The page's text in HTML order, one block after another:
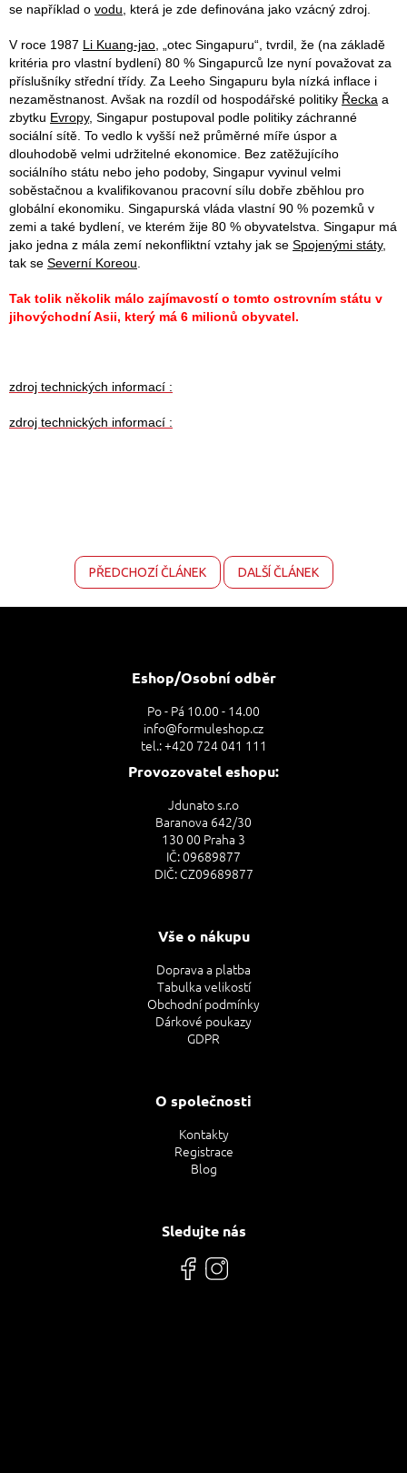
se například o vodu , která je zde definována jako vzácný zdroj.
V roce 1987 Li Kuang-jao , „otec Singapuru“, tvrdil, že (na základě
kritéria pro vlastní bydlení) 80 % Singapurců lze nyní považovat za
příslušníky střední třídy. Za Leeho Singapuru byla nízká inflace i
nezaměstnanost. Avšak na rozdíl od hospodářské politiky Řecka a
zbytku Evropy, Singapur postupoval podle politiky záchranné
sociální sítě. To vedlo k vyšší než průměrné míře úspor a
dlouhodobě velmi udržitelné ekonomice. Bez zatěžujícího
sociálního státu nebo jeho podoby, Singapur vyvinul velmi
soběstačnou a kvalifikovanou pracovní sílu dobře zběhlou pro
globální ekonomiku. Singapurská vláda vlastní 90 % pozemků v
zemi a také bydlení, ve kterém žije 80 % obyvatelstva. Singapur má
jako jedna z mála zemí nekonfliktní vztahy jak se Spojenými státy,
tak se Severní Koreou
Tak tolik několik málo zajímavostí o tomto ostrovním státu v
jihovýchodní Asii, který má 6 milionů obyvatel.
zdroj technických informací :
zdroj technických informací :
PŘEDCHOZÍ ČLÁNEK DALŠÍ ČLÁNEK
Eshop/Osobní odběr
Po - Pá 10.00 - 14.00
info@formuleshop.cz
tel.: +420 724 041 111
Provozovatel eshopu:
Jdunato s.r.o
Baranova 642/30
130 00 Praha 3
IČ: 09689877
DIČ: CZ09689877
Vše o nákupu
Doprava a platba
Tabulka velikostí
Obchodní podmínky
Dárkové poukazy
GDPR
O společnosti
Kontakty
Registrace
Blog
Sledujte nás